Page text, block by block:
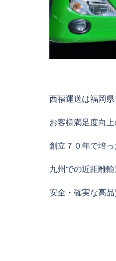
西福運送は福岡
お客様満足度向
創立７０年で培
九州での近距離
安全・確実な高品